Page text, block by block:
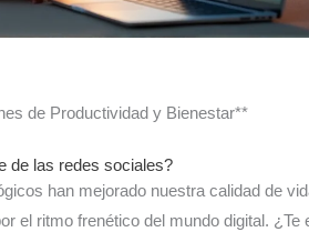
de Productividad y Bienestar**
de las redes sociales?
han mejorado nuestra calidad de
el ritmo frenético del mundo digital. ¿Te